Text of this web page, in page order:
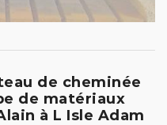
de cheminée
de matériaux
à L Isle Adam